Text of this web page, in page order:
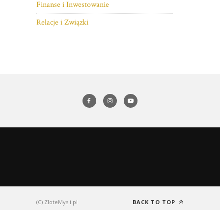
Finanse i Inwestowanie
Relacje i Związki
(C) ZloteMysli.pl BACK TO TOP